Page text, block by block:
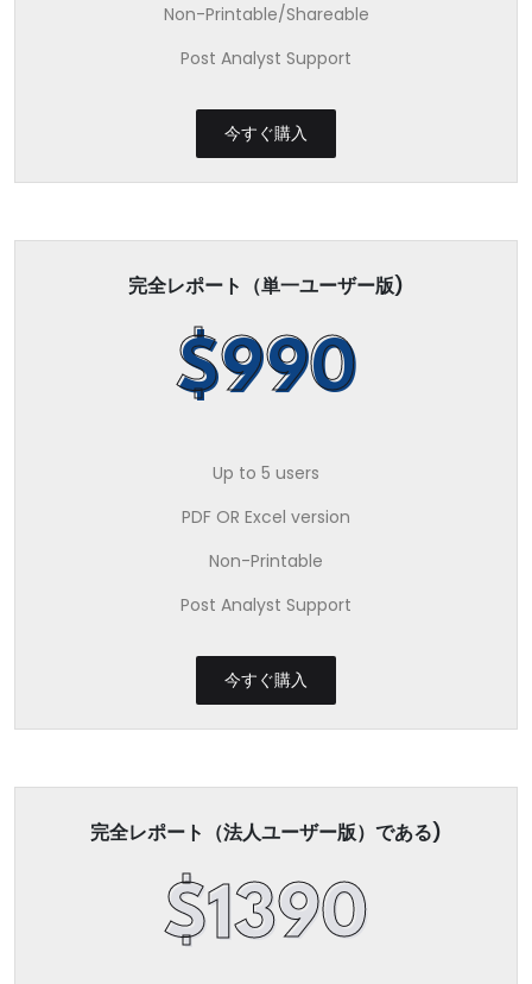
Non-Printable/Shareable
Post Analyst Support
今すぐ購入
完全レポート（単一ユーザー版)
$990
Up to 5 users
PDF OR Excel version
Non-Printable
Post Analyst Support
今すぐ購入
完全レポート（法人ユーザー版）である)
$1390